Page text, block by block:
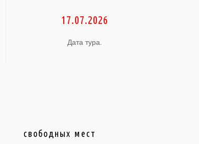
17.07.2026
Дата тура.
свободных мест